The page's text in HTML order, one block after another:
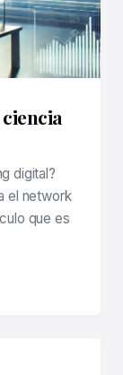
digital?
el network
que es